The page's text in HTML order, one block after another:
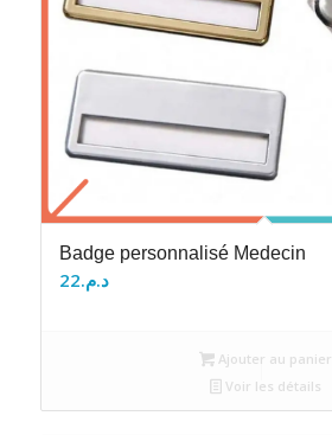
Badge personnalisé Medecin
د.م.22
Ajouter au panier
Voir les détails